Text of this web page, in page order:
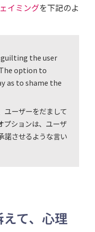
イミングを下記のよ
the user
option to
as to shame the
ユーザーをだまして
プションは、ユーザ
諾させるような言い
て、心理